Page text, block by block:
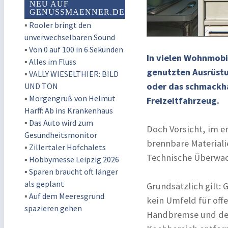
NEU AUF
GENUSSMAENNER.DE
▪ Rooler bringt den
unverwechselbaren Sound
▪ Von 0 auf 100 in 6 Sekunden
▪ Alles im Fluss
▪ VALLY WIESELTHIER: BILD
UND TON
▪ Morgengruß von Helmut
Harff: Ab ins Krankenhaus
▪ Das Auto wird zum
Gesundheitsmonitor
▪ Zillertaler Hofchalets
▪ Hobbymesse Leipzig 2026
▪ Sparen braucht oft länger
als geplant
▪ Auf dem Meeresgrund
spazieren gehen
In vielen
genutzten
oder das
Freizeitfahrzeug.
Doch Vorsicht, im
brennbare
Technische
Grundsätzlich gilt:
kein Umfeld für
Handbremse und